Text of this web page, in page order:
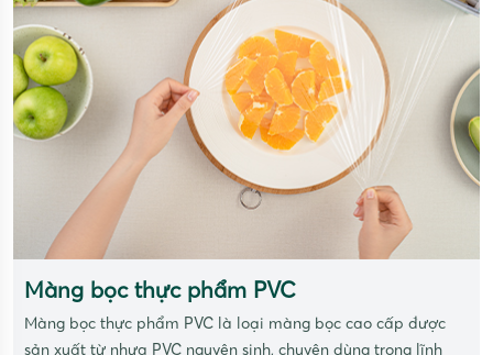
Màng bọc thực phẩm PVC
Màng bọc thực phẩm PVC là loại màng bọc cao cấp được
sản xuất từ nhựa PVC nguyên sinh, chuyên dùng trong lĩnh